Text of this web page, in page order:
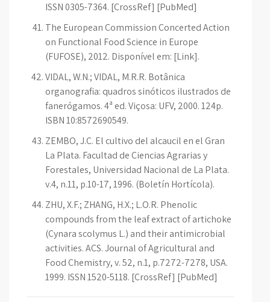
ISSN 0305-7364. [CrossRef] [PubMed]
The European Commission Concerted Action
on Functional Food Science in Europe
(FUFOSE), 2012. Disponível em: [Link].
VIDAL, W.N.; VIDAL, M.R.R. Botânica
organografia: quadros sinóticos ilustrados de
fanerógamos. 4ª ed. Viçosa: UFV, 2000. 124p.
ISBN 10:8572690549.
ZEMBO, J.C. El cultivo del alcaucil en el Gran
La Plata. Facultad de Ciencias Agrarias y
Forestales, Universidad Nacional de La Plata.
v.4, n.11, p.10-17, 1996. (Boletín Hortícola).
ZHU, X.F.; ZHANG, H.X.; L.O.R. Phenolic
compounds from the leaf extract of artichoke
(Cynara scolymus L.) and their antimicrobial
activities. ACS. Journal of Agricultural and
Food Chemistry, v. 52, n.1, p.7272-7278, USA.
1999. ISSN 1520-5118. [CrossRef] [PubMed]